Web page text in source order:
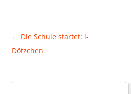
Beitragsnavigation
← Die Schule startet: i-
Dötzchen